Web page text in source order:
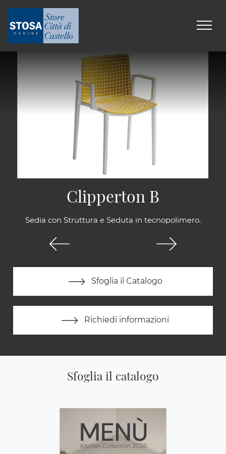
Sedia con Struttura e Seduta in tecnopolimero.
Sfoglia il Catalogo
Richiedi informazioni
Clipperton B
Sfoglia il catalogo